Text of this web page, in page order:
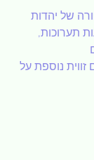
של יהדות
תערוכות,
זווית נוספת על